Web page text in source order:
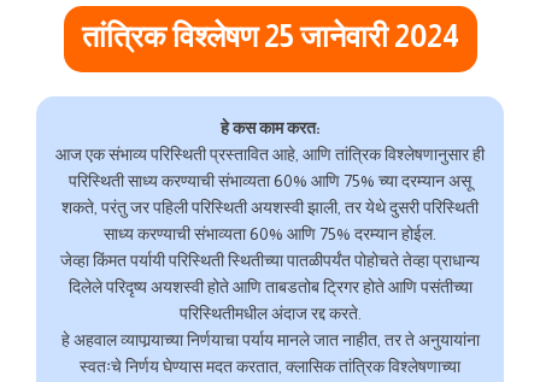
तांत्रिक विश्लेषण 25 जानेवारी 2024
हे कस काम करत:
आज एक संभाव्य परिस्थिती प्रस्तावित आहे, आणि तांत्रिक विश्लेषणानुसार ही
परिस्थिती साध्य करण्याची संभाव्यता 60% आणि 75% च्या दरम्यान असू
शकते, परंतु जर पहिली परिस्थिती अयशस्वी झाली, तर येथे दुसरी परिस्थिती
साध्य करण्याची संभाव्यता 60% आणि 75% दरम्यान होईल.
जेव्हा किंमत पर्यायी परिस्थिती स्थितीच्या पातळीपर्यंत पोहोचते तेव्हा प्राधान्य
दिलेले परिदृष्य अयशस्वी होते आणि ताबडतोब ट्रिगर होते आणि पसंतीच्या
परिस्थितीमधील अंदाज रद्द करते.
हे अहवाल व्यापार्‍याच्या निर्णयाचा पर्याय मानले जात नाहीत, तर ते अनुयायांना
स्वतःचे निर्णय घेण्यास मदत करतात, क्लासिक तांत्रिक विश्लेषणाच्या